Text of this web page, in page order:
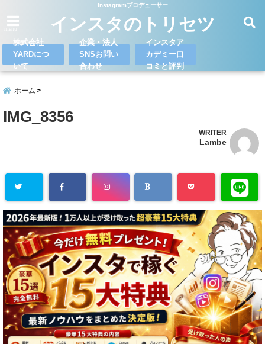
Instagramプロデューサー
インスタのトリセツ
株式会社
YARDにつ
いて
企業・法人
SNSお問い
合わせ
インスタア
カデミー口
コミと評判
ホーム
IMG_8356
WRITER
Lambe